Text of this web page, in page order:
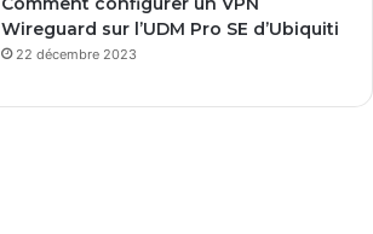
Wireguard sur l’UDM Pro SE d’Ubiquiti
22 décembre 2023